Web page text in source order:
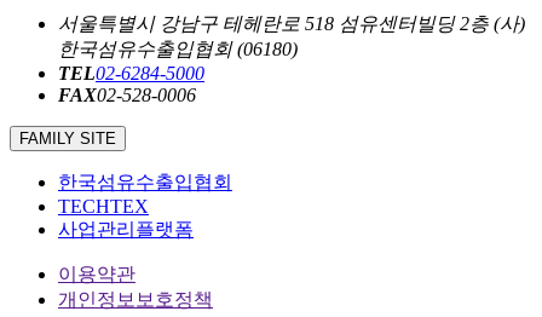
서울특별시 강남구 테헤란로 518 섬유센터빌딩 2층 (사)
한국섬유수출입협회 (06180)
TEL02-6284-5000
FAX02-528-0006
FAMILY SITE
한국섬유수출입협회
TECHTEX
사업관리플랫폼
이용약관
개인정보보호정책